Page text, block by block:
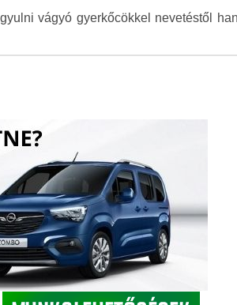
vágyó gyerkőcökkel nevetéstől